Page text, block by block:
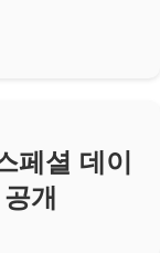
페셜 데이
개